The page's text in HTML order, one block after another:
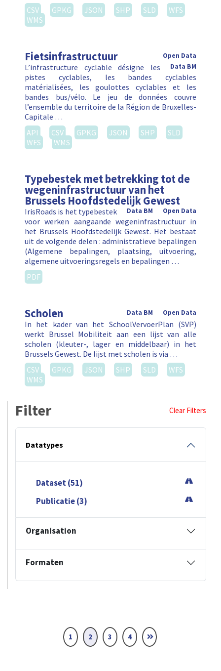
CSV
GPKG JSON SHP SLD
WFS
WMS
Fietsinfrastructuur
Open Data
Data BM
L’infrastructure cyclable désigne les
pistes cyclables, les bandes cyclables
matérialisées, les goulottes cyclables et les
bandes bus/vélo. Le jeu de données couvre
l’ensemble du territoire de la Région de Bruxelles-
Capitale …
API
CSV GPKG JSON SHP
SLD
WFS
WMS
Typebestek met betrekking tot de
wegeninfrastructuur van het
Brussels Hoofdstedelijk Gewest
Open Data
Data BM
IrisRoads is het typebestek
voor werken aangaande wegeninfrastructuur in
het Brussels Hoofdstedelijk Gewest. Het bestaat
uit de volgende delen : administratieve bepalingen
(Algemene bepalingen, plaatsing, uitvoering,
algemene uitvoeringsregels en bepalingen …
PDF
Scholen Open Data
Data BM
In het kader van het SchoolVervoerPlan (SVP)
werkt Brussel Mobiliteit aan een lijst van alle
scholen (kleuter-, lager en middelbaar) in het
Brussels Gewest. De lijst met scholen is via …
CSV
GPKG JSON SHP SLD
WFS
WMS
Filter Clear Filters
Datatypes
Dataset (51)
Publicatie (3)
Organisation
Formaten
1 2 3 4